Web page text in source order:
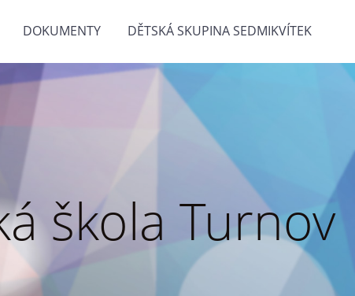
DOKUMENTY DĚTSKÁ SKUPINA SEDMIKVÍTEK
škola Turnov